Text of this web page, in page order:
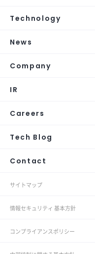
Technology
News
Company
IR
Careers
Tech Blog
Contact
サイトマップ
情報セキュリティ 基本方針
コンプライアンスポリシー